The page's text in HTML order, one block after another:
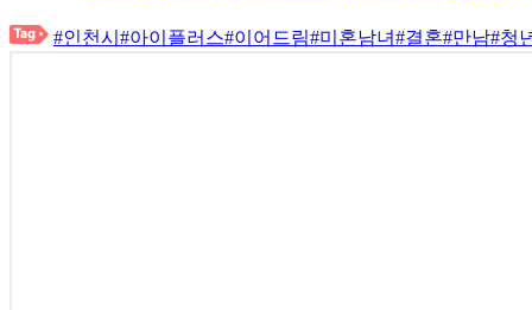
#인천시 #아이플러스#이어드림#미혼남녀#결혼#만남#청